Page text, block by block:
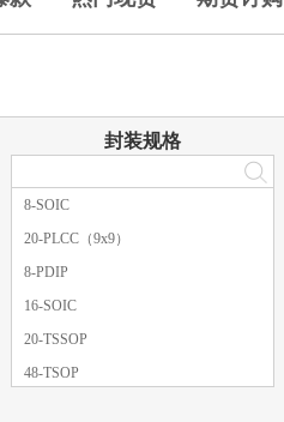
封装规格
8-SOIC
20-PLCC（9x9）
8-PDIP
16-SOIC
20-TSSOP
48-TSOP